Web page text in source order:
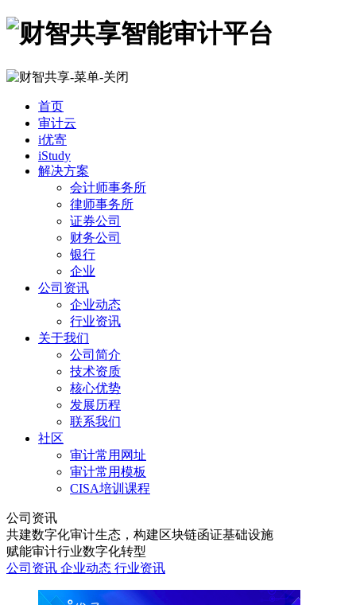
首页
审计云
i优寄
iStudy
解决方案
会计师事务所
律师事务所
证券公司
财务公司
银行
企业
公司资讯
企业动态
行业资讯
关于我们
公司简介
技术资质
核心优势
发展历程
联系我们
社区
审计常用网址
审计常用模板
CISA培训课程
公司资讯
共建数字化审计生态，构建区块链函证基础设施
赋能审计行业数字化转型
公司资讯 企业动态 行业资讯